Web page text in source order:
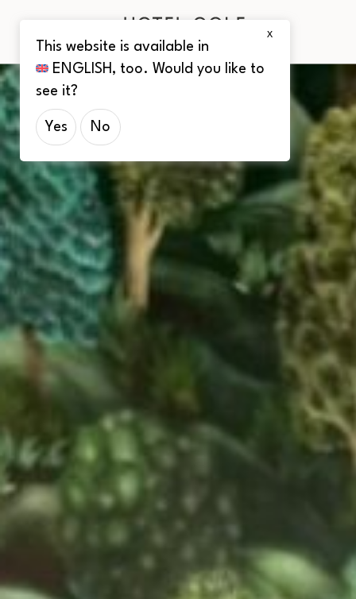
X
This website is available in
ENGLISH , too. Would you like to
see it?
Yes No